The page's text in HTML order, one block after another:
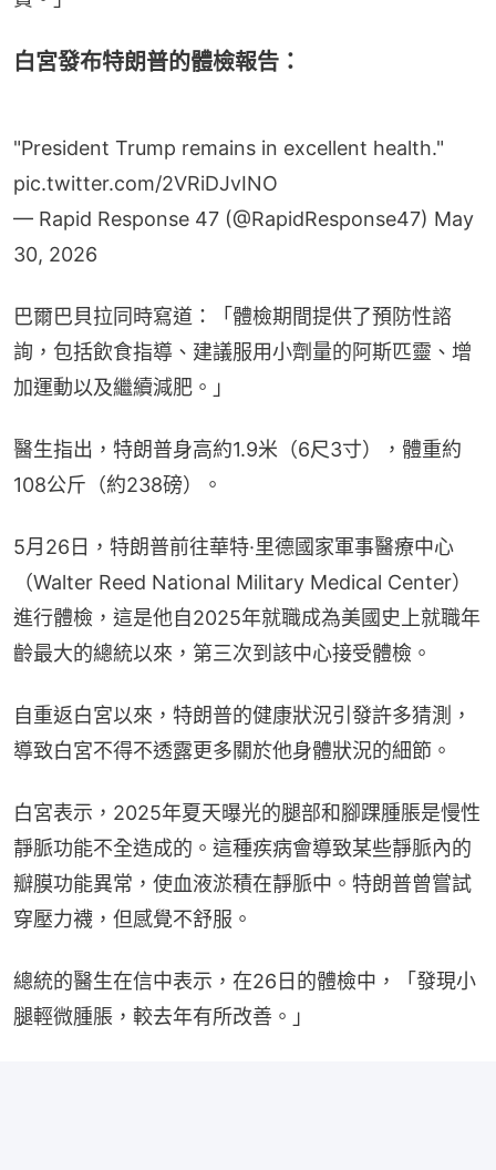
白宮發布特朗普的體檢報告：
pic.twitter.com/2VRiDJvINO
— Rapid Response 47 (@RapidResponse47)
30, 2026
詢，包括飲食指導、建議服用小劑量的阿斯匹靈、增
加運動以及繼續減肥。」
108公斤（約238磅）。
（Walter Reed National Military Medical Center）
進行體檢，這是他自2025年就職成為美國史上就職年
齡最大的總統以來，第三次到該中心接受體檢。
導致白宮不得不透露更多關於他身體狀況的細節。
靜脈​​功能不全造成的。這種疾病會導致某些靜脈內的
瓣膜功能異常，使血液淤積在靜脈中。特朗普曾嘗試
穿壓力襪，但感覺不舒服。
腿輕微腫脹，較去年有所改善。」